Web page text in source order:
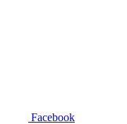
Facebook